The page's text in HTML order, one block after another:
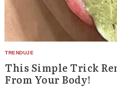
This Simple Trick
From Your Body!